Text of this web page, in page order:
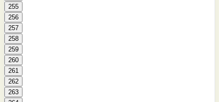
255
256
257
258
259
260
261
262
263